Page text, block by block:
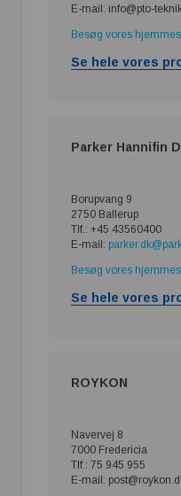
E-mail: info@pto-
Besøg vores
Se hele vores
Parker Hannifin
Borupvang 9
2750 Ballerup
Tlf.: +45 43560400
E-mail:
Besøg vores
Se hele vores
ROYKON
Navervej 8
7000 Fredericia
Tlf.: 75 945 955
E-mail: